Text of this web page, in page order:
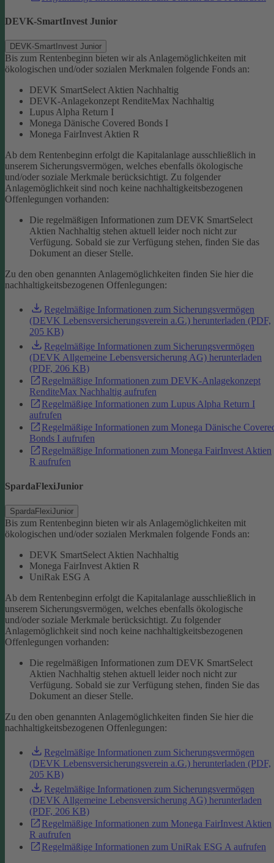
DEVK-SmartInvest Junior
DEVK-SmartInvest Junior
Bis zum Rentenbeginn bieten wir als Anlagemöglichkeiten mit
ökologischen und/oder sozialen Merkmalen folgende Fonds an:
DEVK SmartSelect Aktien Nachhaltig
DEVK-Anlagekonzept RenditeMax Nachhaltig
Lupus Alpha Return I
Monega Dänische Covered Bonds I
Monega FairInvest Aktien R
Ab dem Rentenbeginn erfolgt die Kapitalanlage ausschließlich in
unserem Sicherungsvermögen, welches ebenfalls ökologische
und/oder soziale Merkmale berücksichtigt. Zu folgender
Anlagemöglichkeit sind noch keine nachhaltigkeitsbezogenen
Offenlegungen vorhanden:
Die regelmäßigen Informationen zum DEVK SmartSelect
Aktien Nachhaltig stehen aktuell leider noch nicht zur
Verfügung. Sobald sie zur Verfügung stehen, finden Sie das
Dokument an dieser Stelle.
Zu den oben genannten Anlagemöglichkeiten finden Sie hier die
nachhaltigkeitsbezogenen Offenlegungen:
Regelmäßige Informationen zum Sicherungsvermögen
(DEVK Lebensversicherungsverein a.G.) herunterladen (PDF,
205 KB)
Regelmäßige Informationen zum Sicherungsvermögen
(DEVK Allgemeine Lebensversicherung AG) herunterladen
(PDF, 206 KB)
Regelmäßige Informationen zum DEVK-Anlagekonzept
RenditeMax Nachhaltig aufrufen
Regelmäßige Informationen zum Lupus Alpha Return I
aufrufen
Regelmäßige Informationen zum Monega Dänische
Bonds I aufrufen
Regelmäßige Informationen zum Monega FairInvest Aktien
R aufrufen
SpardaFlexiJunior
SpardaFlexiJunior
Bis zum Rentenbeginn bieten wir als Anlagemöglichkeiten mit
ökologischen und/oder sozialen Merkmalen folgende Fonds an:
DEVK SmartSelect Aktien Nachhaltig
Monega FairInvest Aktien R
UniRak ESG A
Ab dem Rentenbeginn erfolgt die Kapitalanlage ausschließlich in
unserem Sicherungsvermögen, welches ebenfalls ökologische
und/oder soziale Merkmale berücksichtigt. Zu folgender
Anlagemöglichkeit sind noch keine nachhaltigkeitsbezogenen
Offenlegungen vorhanden:
Die regelmäßigen Informationen zum DEVK SmartSelect
Aktien Nachhaltig stehen aktuell leider noch nicht zur
Verfügung. Sobald sie zur Verfügung stehen, finden Sie das
Dokument an dieser Stelle.
Zu den oben genannten Anlagemöglichkeiten finden Sie hier die
nachhaltigkeitsbezogenen Offenlegungen:
Regelmäßige Informationen zum Sicherungsvermögen
(DEVK Lebensversicherungsverein a.G.) herunterladen (PDF,
205 KB)
Regelmäßige Informationen zum Sicherungsvermögen
(DEVK Allgemeine Lebensversicherung AG) herunterladen
(PDF, 206 KB)
Regelmäßige Informationen zum Monega FairInvest Aktien
R aufrufen
Regelmäßige Informationen zum UniRak ESG A aufrufen